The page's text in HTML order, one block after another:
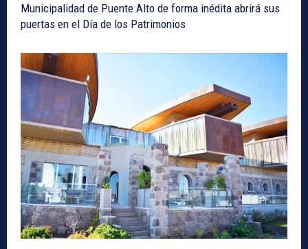
Municipalidad de Puente Alto de forma inédita abrirá sus
puertas en el Día de los Patrimonios